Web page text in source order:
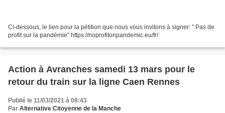
Ci-dessous, le lien pour la pétition que nous vous invitons à signer: " Pas de
profit sur la pandémie" https://noprofitonpandemic.eu/fr/
Action à Avranches samedi 13 mars pour le
retour du train sur la ligne Caen Rennes
Publié le 11/03/2021 à 08:43
Par Alternative Citoyenne de la Manche